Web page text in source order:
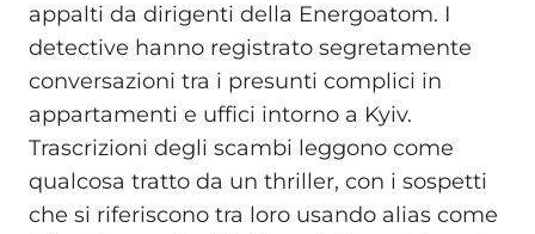
appalti da dirigenti della Energoatom. I
detective hanno registrato segretamente
conversazioni tra i presunti complici in
appartamenti e uffici intorno a Kyiv.
Trascrizioni degli scambi leggono come
qualcosa tratto da un thriller, con i sospetti
che si riferiscono tra loro usando alias come